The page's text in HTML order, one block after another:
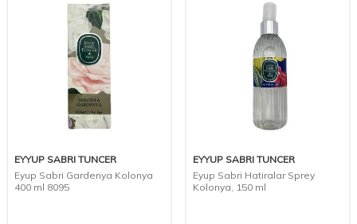
EYYUP SABRI TUNCER
Eyup Sabri Gardenya Kolonya
400 ml 8095
EYYUP SABRI TUNCER
Eyup Sabri Hatiralar Sprey
Kolonya, 150 ml